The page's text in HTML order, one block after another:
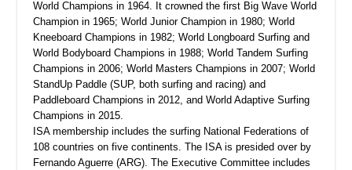
World Champions in 1964. It crowned the first Big Wave World
Champion in 1965; World Junior Champion in 1980; World
Kneeboard Champions in 1982; World Longboard Surfing and
World Bodyboard Champions in 1988; World Tandem Surfing
Champions in 2006; World Masters Champions in 2007; World
StandUp Paddle (SUP, both surfing and racing) and
Paddleboard Champions in 2012, and World Adaptive Surfing
Champions in 2015.
ISA membership includes the surfing National Federations of
108 countries on five continents. The ISA is presided over by
Fernando Aguerre (ARG). The Executive Committee includes